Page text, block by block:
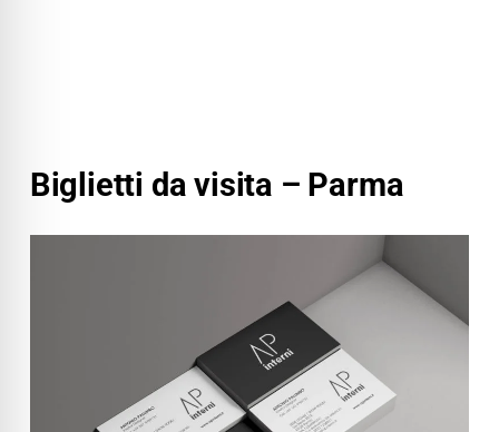
Biglietti da visita – Parma